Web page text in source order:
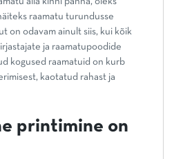
raamatu turundusse
on odavam ainult siis, kui kõik
ja raamatupoodide
kogused raamatuid on kurb
kaotatud rahast ja
printimine on